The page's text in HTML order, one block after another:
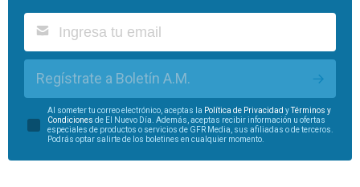
Regístrate a Boletín A.M.
Al someter tu correo electrónico, aceptas la Política de Privacidad yTérminos y
Condiciones de El Nuevo Día. Además, aceptas recibir información u ofertas
especiales de productos o servicios de GFR Media, sus afiliadas o de terceros.
Podrás optar salirte de los boletines en cualquier momento.